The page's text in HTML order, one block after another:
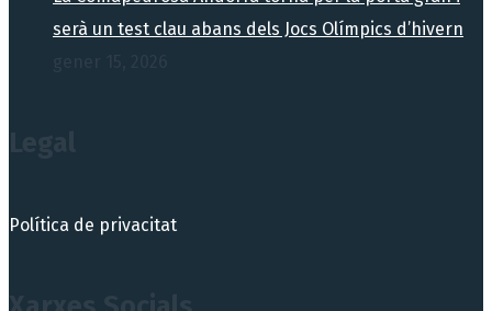
serà un test clau abans dels Jocs Olímpics d’hivern
Política de privacitat